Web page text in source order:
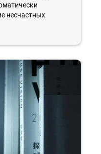
несчастных